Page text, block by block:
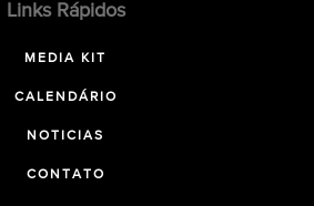
Links Rápidos
MEDIA KIT
CALENDÁRIO
NOTICIAS
CONTATO